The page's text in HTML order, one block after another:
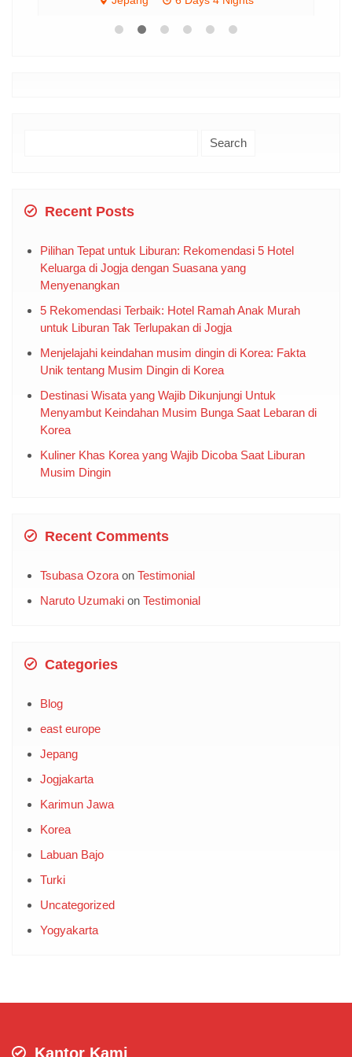
Rp 22.000.000 / pax
Recent Posts
Pilihan Tepat untuk Liburan: Rekomendasi 5 Hotel
Keluarga di Jogja dengan Suasana yang
Menyenangkan
5 Rekomendasi Terbaik: Hotel Ramah Anak Murah
untuk Liburan Tak Terlupakan di Jogja
Menjelajahi keindahan musim dingin di Korea: Fakta
Unik tentang Musim Dingin di Korea
Destinasi Wisata yang Wajib Dikunjungi Untuk
Menyambut Keindahan Musim Bunga Saat Lebaran di
Korea
Recent Comments
Categories
Blog
east europe
Jepang
Jogjakarta
Karimun Jawa
Korea
Labuan Bajo
Turki